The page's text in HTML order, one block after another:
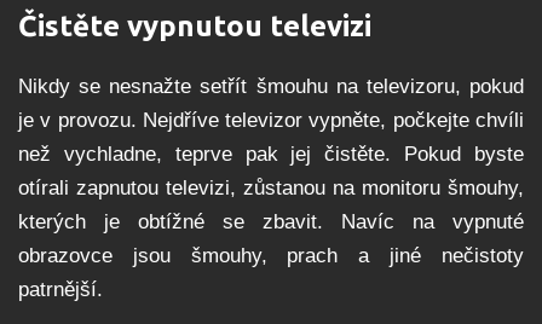
Čistěte vypnutou televizi
Nikdy se nesnažte setřít šmouhu na televizoru, pokud
je v provozu. Nejdříve televizor vypněte, počkejte chvíli
než vychladne, teprve pak jej čistěte. Pokud byste
otírali zapnutou televizi, zůstanou na monitoru šmouhy,
kterých je obtížné se zbavit. Navíc na vypnuté
obrazovce jsou šmouhy, prach a jiné nečistoty
patrnější.